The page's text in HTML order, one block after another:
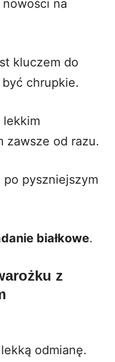
na
kluczem do
chrupkie.
lekkim
zawsze od razu.
po pyszniejszym
białkowe.
z
odmianę.